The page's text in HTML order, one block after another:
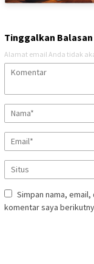
Tinggalkan Balasan
Alamat email Anda tidak
Simpan nama,
komentar saya